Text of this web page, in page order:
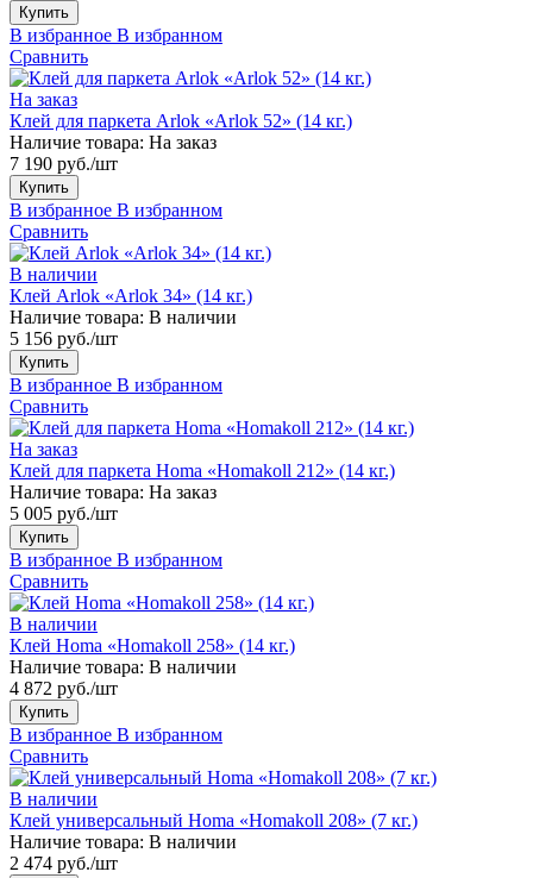
Купить
В избранное В избранном
Сравнить
На заказ
Клей для паркета Arlok «Arlok 52» (14 кг.)
Наличие товара: На заказ
7 190 руб./шт
Купить
В избранное В избранном
Сравнить
В наличии
Клей Arlok «Arlok 34» (14 кг.)
Наличие товара: В наличии
5 156 руб./шт
Купить
В избранное В избранном
Сравнить
На заказ
Клей для паркета Homa «Homakoll 212» (14 кг.)
Наличие товара: На заказ
5 005 руб./шт
Купить
В избранное В избранном
Сравнить
В наличии
Клей Homa «Homakoll 258» (14 кг.)
Наличие товара: В наличии
4 872 руб./шт
Купить
В избранное В избранном
Сравнить
В наличии
Клей универсальный Homa «Homakoll 208» (7 кг.)
Наличие товара: В наличии
2 474 руб./шт